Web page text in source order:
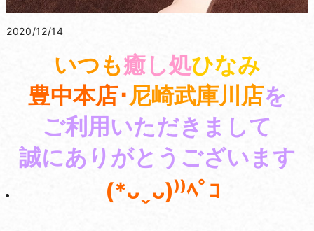
2020/12/14
いつも癒し処ひなみ
豊中本店･尼崎武庫川店を
ご利用いただきまして
誠にありがとうございます
(*ᴗˬᴗ)⁾⁾ﾍﾟｺ